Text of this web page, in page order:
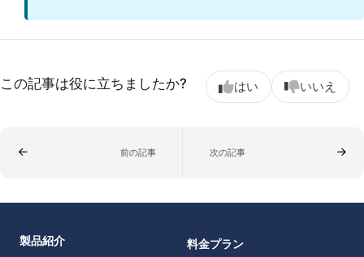
この記事は役に立ちましたか? はい いいえ
前の記事 次の記事
製品紹介 料金プラン